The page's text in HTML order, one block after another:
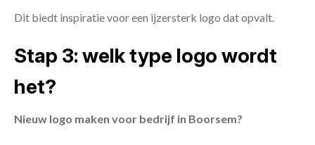
Dit biedt inspiratie voor een ijzersterk logo dat opvalt.
Stap 3: welk type logo wordt
het?
Nieuw logo maken voor bedrijf in Boorsem?